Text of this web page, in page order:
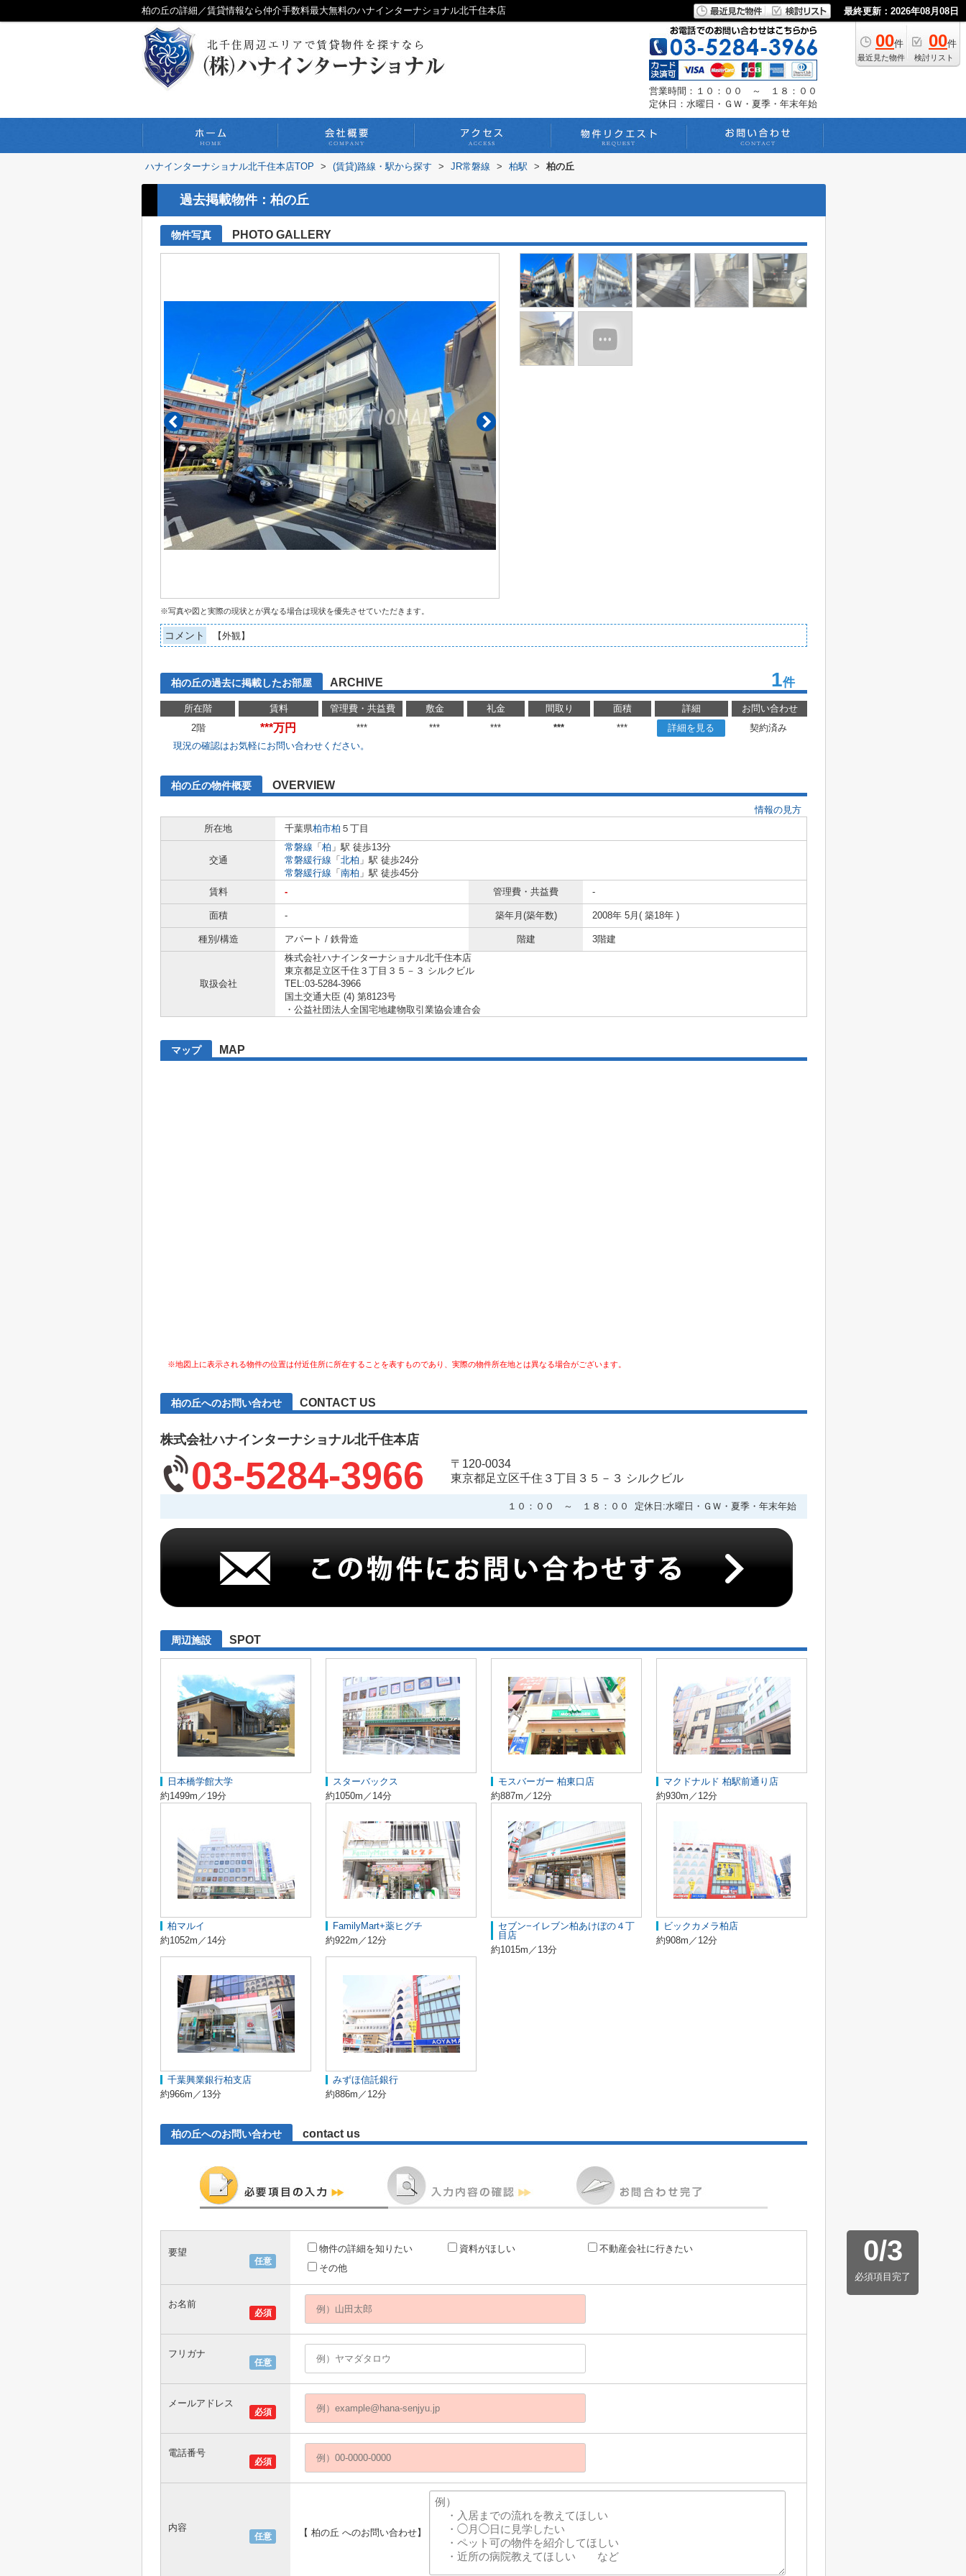
柏の丘の詳細／賃貸情報なら仲介手数料最大無料のハナインターナショナル北千住本店 最終更新：2026年08月08日
00件
最近見た物件
00件
検討リスト
営業時間：１０：００ ～ １８：００
定休日：水曜日・ＧＷ・夏季・年末年始
ハナインターナショナル北千住本店TOP > (賃貸)路線・駅から探す > JR常磐線 > 柏駅 > 柏の丘
過去掲載物件：柏の丘
物件写真 PHOTO GALLERY
※写真や図と実際の現状とが異なる場合は現状を優先させていただきます。
コメント 【外観】
柏の丘の過去に掲載したお部屋 ARCHIVE 1件
所在階 賃料 管理費・共益費 敷金 礼金 間取り 面積 詳細
お問い合わせ
2階
***万円 *** *** *** *** *** 詳細を見る
契約済み
現況の確認はお気軽にお問い合わせください。
柏の丘の物件概要 OVERVIEW
情報の見方
所在地
千葉県柏市柏 ５丁目
交通
常磐線 「 柏 」駅 徒歩13分
常磐緩行線 「 北柏 」駅 徒歩24分
常磐緩行線 「 南柏 」駅 徒歩45分
賃料
- 管理費・共益費 -
面積 - 築年月(築年数) 2008年 5月( 築18年 )
種別/構造 アパート / 鉄骨造 階建 3階建
取扱会社
株式会社ハナインターナショナル北千住本店
東京都足立区千住３丁目３５－３ シルクビル
TEL:03-5284-3966
国土交通大臣 (4) 第8123号
・公益社団法人全国宅地建物取引業協会連合会
マップ MAP
※地図上に表示される物件の位置は付近住所に所在することを表すものであり、実際の物件所在地とは異なる場合がございます。
柏の丘へのお問い合わせ CONTACT US
株式会社ハナインターナショナル北千住本店
03-5284-3966
〒120-0034
東京都足立区千住３丁目３５－３ シルクビル
１０：００ ～ １８：００ 定休日:水曜日・ＧＷ・夏季・年末年始
周辺施設 SPOT
日本橋学館大学
約1499m／19分
スターバックス
約1050m／14分
モスバーガー 柏東口店
約887m／12分
マクドナルド 柏駅前通り店
約930m／12分
柏マルイ
約1052m／14分
FamilyMart+薬ヒグチ
約922m／12分
セブン−イレブン柏あけぼの４丁
目店
約1015m／13分
ビックカメラ柏店
約908m／12分
千葉興業銀行柏支店
約966m／13分
みずほ信託銀行
約886m／12分
柏の丘へのお問い合わせ contact us
0/3
必須項目完了
任意
要望 物件の詳細を知りたい 資料がほしい
不動産会社に行きたい
その他
必須
お名前
任意
フリガナ
必須
メールアドレス
必須
電話番号
任意
内容 【 柏の丘 へのお問い合わせ】